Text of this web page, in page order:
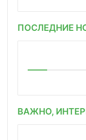
ПОСЛЕДНИЕ
ВАЖНО,